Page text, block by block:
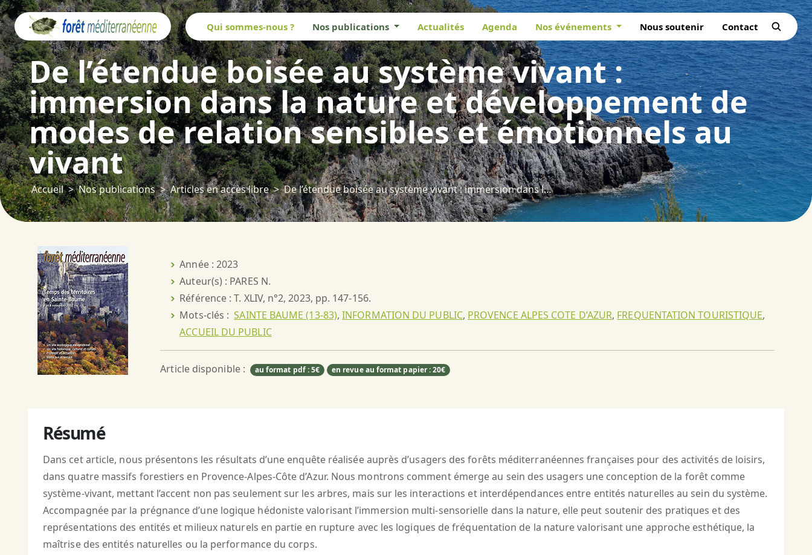
Qui sommes-nous ? Nos publications Actualités Agenda Nos événements Nous soutenir Contact
De l’étendue boisée au système vivant :
immersion dans la nature et développement de
modes de relation sensibles et émotionnels au
vivant
Accueil Nos publications Articles en accès libre De l’étendue boisée au système vivant : immersion dans la nature et développement de modes de relation sensibles et émotionnels au vivant
Année : 2023
Auteur(s) : PARES N.
Référence : T. XLIV, n°2, 2023, pp. 147-156.
Mots-clés :SAINTE BAUME (13-83),INFORMATION DU PUBLIC, PROVENCE ALPES COTE D’AZUR, FREQUENTATION TOURISTIQUE,
ACCUEIL DU PUBLIC
Article disponible : au format pdf : 5€ en revue au format papier : 20€
Résumé
Dans cet article, nous présentons les résultats d’une enquête réalisée auprès d’usagers des forêts méditerranéennes françaises pour des activités de loisirs,
dans quatre massifs forestiers en Provence-Alpes-Côte d’Azur. Nous montrons comment émerge au sein des usagers une conception de la forêt comme
système-vivant, mettant l’accent non pas seulement sur les arbres, mais sur les interactions et interdépendances entre entités naturelles au sein du système.
Accompagnée par la prégnance d’une logique hédoniste valorisant l’immersion multi-sensorielle dans la nature, elle peut soutenir des pratiques et des
représentations des entités et milieux naturels en partie en rupture avec les logiques de fréquentation de la nature valorisant une approche esthétique, la
maîtrise des entités naturelles ou la performance du corps.
Panneau de gestion des cookies